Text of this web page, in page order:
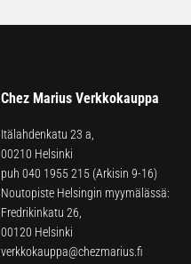
Chez Marius Verkkokauppa
Itälahdenkatu 23 a,
00210 Helsinki
puh 040 1955 215 (Arkisin 9-16)
Noutopiste Helsingin myymälässä:
Fredrikinkatu 26,
00120 Helsinki
verkkokauppa@chezmarius.fi